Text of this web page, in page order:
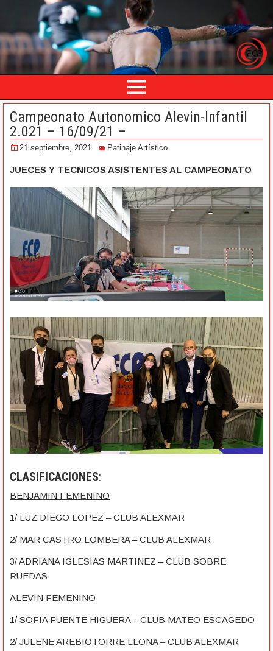
Campeonato Autonomico Alevin-Infantil
2.021 – 16/09/21 –
21 septiembre, 2021 Patinaje Artístico
JUECES Y TECNICOS ASISTENTES AL CAMPEONATO
CLASIFICACIONES:
BENJAMIN FEMENINO
1/ LUZ DIEGO LOPEZ – CLUB ALEXMAR
2/ MAR CASTRO LOMBERA – CLUB ALEXMAR
3/ ADRIANA IGLESIAS MARTINEZ – CLUB SOBRE
RUEDAS
ALEVIN FEMENINO
1/ SOFIA FUENTE HIGUERA – CLUB MATEO ESCAGEDO
2/ JULENE AREBIOTORRE LLONA – CLUB ALEXMAR